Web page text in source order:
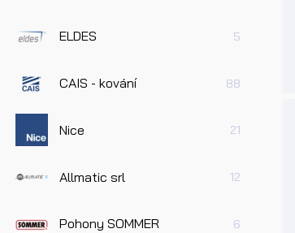
ELDES 5
CAIS - kování 88
Nice 21
Allmatic srl 12
Pohony SOMMER 6